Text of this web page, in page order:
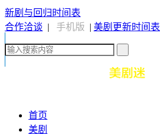
新剧与回归时间表
合作洽谈 | 手机版 | 美剧更新时间表
首页
美剧